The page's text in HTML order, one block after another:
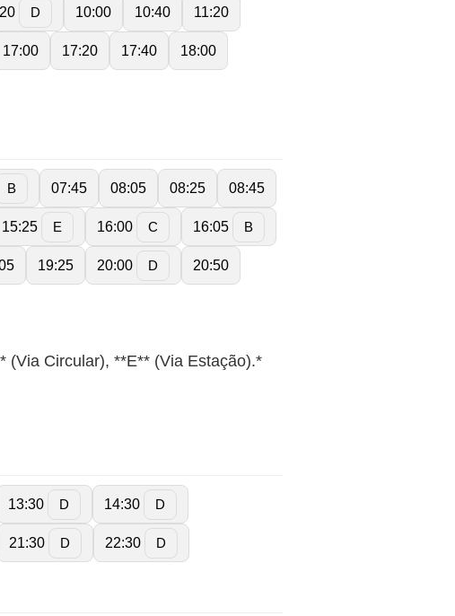
D 10:00 10:40 11:20
17:00 17:20 17:40 18:00
B 07:45 08:05 08:25 08:45
15:25 E 16:00 C 16:05 B
19:25 20:00 D 20:50
(Via Circular), **E** (Via Estação).*
13:30 D 14:30 D
21:30 D 22:30 D